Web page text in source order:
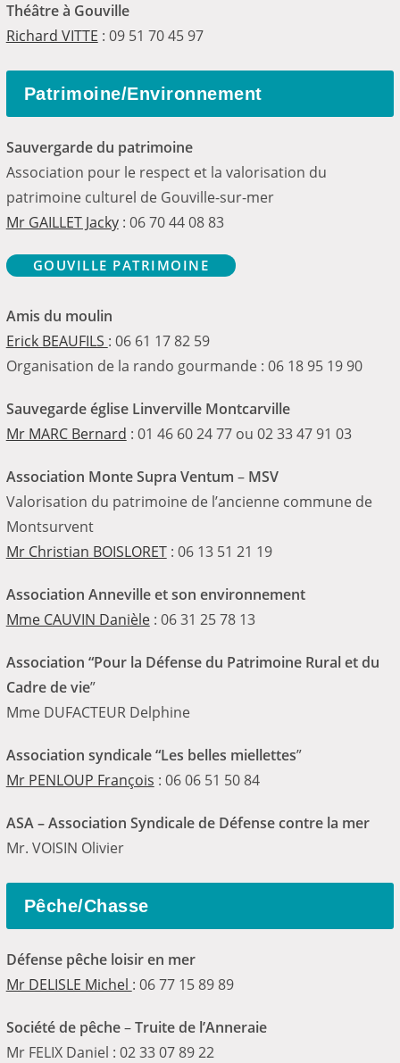
Théâtre à Gouville
Richard VITTE : 09 51 70 45 97
Patrimoine/Environnement
Sauvergarde du patrimoine
Association pour le respect et la valorisation du
patrimoine culturel de Gouville-sur-mer
Mr GAILLET Jacky: 06 70 44 08 83
GOUVILLE PATRIMOINE
Amis du moulin
Erick BEAUFILS : 06 61 17 82 59
Organisation de la rando gourmande : 06 18 95 19 90
Sauvegarde église Linverville Montcarville
Mr MARC Bernard : 01 46 60 24 77 ou 02 33 47 91 03
Association Monte Supra Ventum – MSV
Valorisation du patrimoine de l’ancienne commune de
Montsurvent
Mr Christian BOISLORET: 06 13 51 21 19
Association Anneville etson environnement
Mme CAUVIN Danièle: 06 31 25 78 13
Association “Pour la Défense du Patrimoine Rural et du
Cadre de vie”
Mme DUFACTEUR Delphine
Association syndicale “Les belles miellettes”
Mr PENLOUP François : 06 06 51 50 84
ASA – Association Syndicale de Défense contre la mer
Mr. VOISIN Olivier
Pêche/Chasse
Défense pêche loisir en mer
Mr DELISLE Michel : 06 77 15 89 89
Société de pêche–Truite de l’Anneraie
Mr FELIX Daniel : 02 33 07 89 22